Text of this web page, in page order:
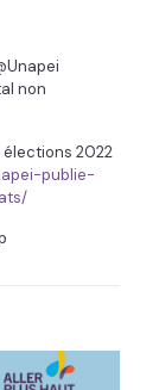
non
2022
publie-